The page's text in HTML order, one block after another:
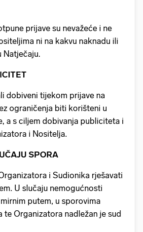
prijave su nevažeće i ne
ni na kakvu naknadu ili
Natječaju.
dobiveni tijekom prijave na
ograničenja biti korišteni u
a s ciljem dobivanja publiciteta i
i Nositelja.
SPORA
i Sudionika rješavati
U slučaju nemogućnosti
putem, u sporovima
te Organizatora nadležan je sud